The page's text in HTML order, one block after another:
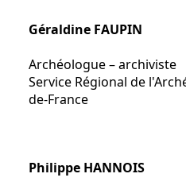
Géraldine FAUPIN
Archéologue – archiviste
Service Régional de
de-France
Philippe HANNOIS